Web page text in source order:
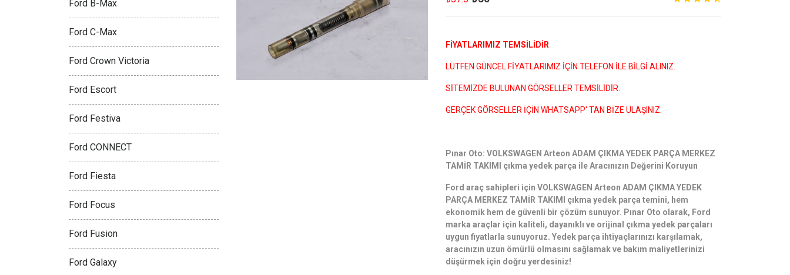
FİYATLARIMIZ TEMSİLİDİR
LÜTFEN GÜNCEL FİYATLARIMIZ İÇİN TELEFON İLE BİLGİ ALINIZ.
SİTEMİZDE BULUNAN GÖRSELLER TEMSİLİDİR.
GERÇEK GÖRSELLER İÇİN WHATSAPP' TAN BİZE ULAŞINIZ.
Pınar Oto: VOLKSWAGEN Arteon ADAM ÇIKMA YEDEK PARÇA MERKEZ
TAMİR TAKIMI çıkma yedek parça ile Aracınızın Değerini Koruyun
Ford araç sahipleri için VOLKSWAGEN Arteon ADAM ÇIKMA YEDEK
PARÇA MERKEZ TAMİR TAKIMI çıkma yedek parça temini, hem
ekonomik hem de güvenli bir çözüm sunuyor. Pınar Oto olarak, Ford
marka araçlar için kaliteli, dayanıklı ve orijinal çıkma yedek parçaları
uygun fiyatlarla sunuyoruz. Yedek parça ihtiyaçlarınızı karşılamak,
aracınızın uzun ömürlü olmasını sağlamak ve bakım maliyetlerinizi
düşürmek için doğru yerdesiniz!
Ford B-Max
Ford C-Max
Ford Crown Victoria
Ford Escort
Ford Festiva
Ford CONNECT
Ford Fiesta
Ford Focus
Ford Fusion
Ford Galaxy